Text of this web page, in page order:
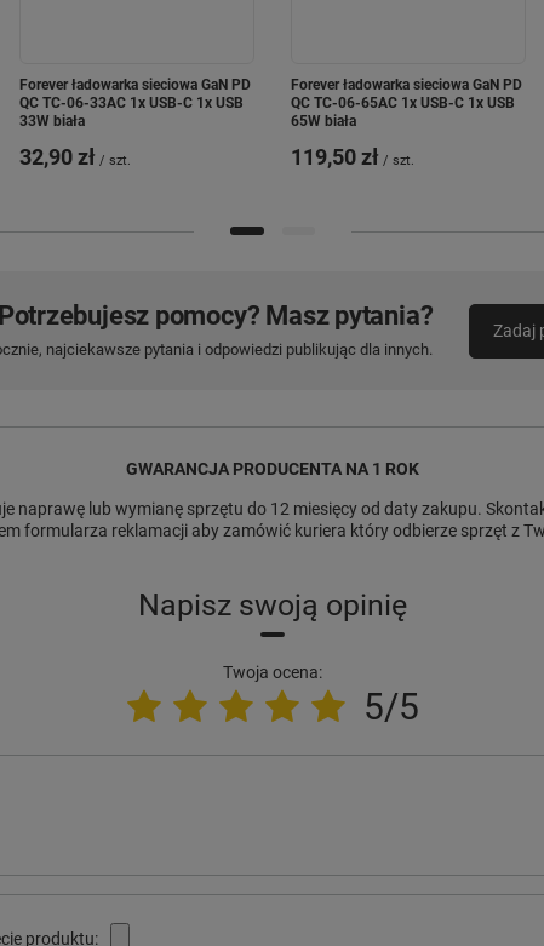
Forever ładowarka sieciowa GaN PD
QC TC-06-33AC 1x USB-C 1x USB
33W biała
32,90 zł / szt.
Forever ładowarka sieciowa GaN PD
QC TC-06-65AC 1x USB-C 1x USB
65W biała
119,50 zł / szt.
Potrzebujesz pomocy? Masz pytania?
najciekawsze pytania i odpowiedzi publikując dla innych.
Zadaj
GWARANCJA PRODUCENTA NA 1 ROK
naprawę lub wymianę sprzętu do 12 miesięcy od daty zakupu.
formularza reklamacji aby zamówić kuriera który odbierze sprzęt z
Napisz swoją opinię
Twoja ocena:
5/5
produktu: